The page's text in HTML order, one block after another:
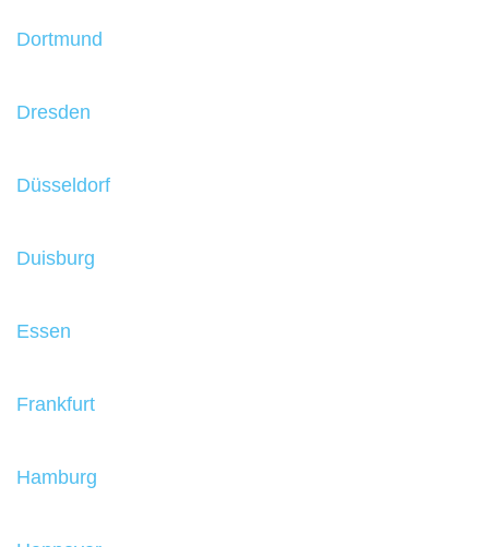
Dortmund
Dresden
Düsseldorf
Duisburg
Essen
Frankfurt
Hamburg